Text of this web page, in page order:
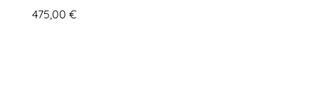
475,00 €